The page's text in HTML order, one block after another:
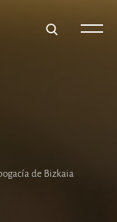
de Bizkaia